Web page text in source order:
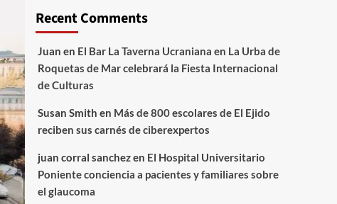
Recent Comments
Juan en El Bar La Taverna Ucraniana en La Urba de
Roquetas de Mar celebrará la Fiesta Internacional
de Culturas
Susan Smith en Más de 800 escolares de El Ejido
reciben sus carnés de ciberexpertos
juan corral sanchezen El Hospital Universitario
Poniente conciencia a pacientes y familiares sobre
el glaucoma